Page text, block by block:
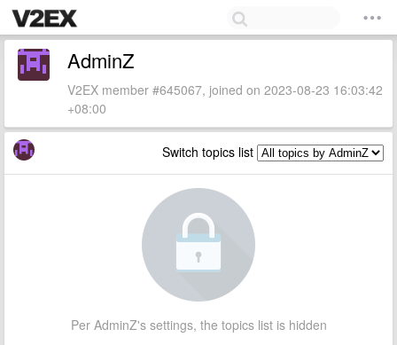
AdminZ
V2EX member #645067, joined on 2023-08-23 16:03:42
+08:00
Switch topics list
Per AdminZ's settings, the topics list is hidden